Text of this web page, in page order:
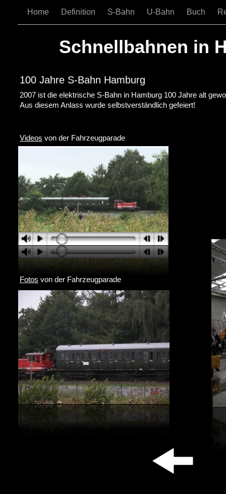
Home Definition S-Bahn U-Bahn Buch
Schnellbahnen in
Videos von der Fahrzeugparade
Fotos von der Fahrzeugparade
2007 ist die elektrische S-Bahn in Hamburg 100 Jahre alt
Aus diesem Anlass wurde selbstverständlich gefeiert!
100 Jahre S-Bahn Hamburg